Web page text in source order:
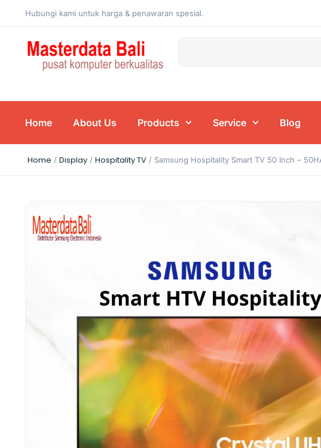
Hubungi kami untuk harga & penawaran spesial.
Home About Us Products Service Blog
Home / Display / Hospitality TV / Samsung Hospitality Smart TV 50 Inch –